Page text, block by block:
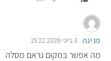
פנינה 3 ביוני 2026 15:22
מה אפשר במקום גראם מסלה